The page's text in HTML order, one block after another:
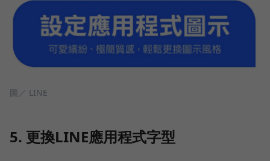
圖／ LINE
5. 更換LINE應用程式字型